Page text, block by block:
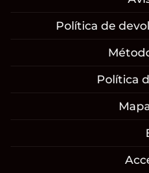
Política de
Política